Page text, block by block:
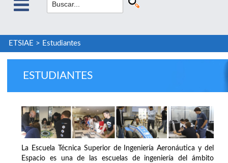
ETSIAE > Estudiantes
ESTUDIANTES
La Escuela Técnica Superior de Ingeniería Aeronáutica y del
Espacio es una de las escuelas de ingeniería del ámbito